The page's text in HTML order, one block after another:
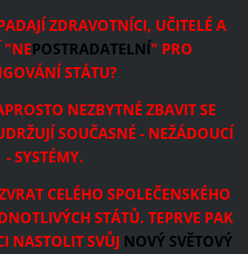
ZDRAVOTNÍCI, UČITELÉ A
"NEPOSTRADATELNÍ" PRO
STÁTU?
NEZBYTNÉ ZBAVIT SE
SOUČASNÉ - NEŽÁDOUCÍ
- SYSTÉMY.
CELÉHO SPOLEČENSKÉHO
STÁTŮ. TEPRVE PAK
NASTOLIT SVŮJ NOVÝ SVĚTOVÝ